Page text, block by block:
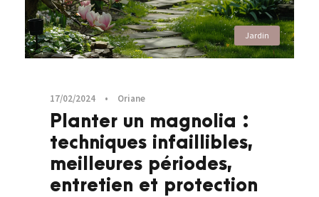
Jardin
17/02/2024 • Oriane
Planter un magnolia :
techniques infaillibles,
meilleures périodes,
entretien et protection